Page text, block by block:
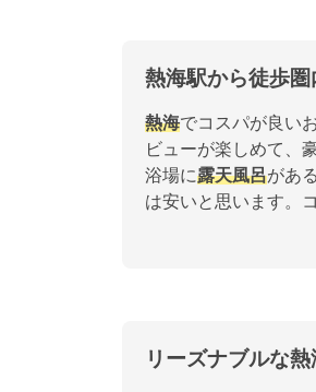
熱海駅から徒歩
熱海でコスパが良い
ビューが楽しめて、
浴場に露天風呂があ
は安いと思います。
リーズナブルな熱